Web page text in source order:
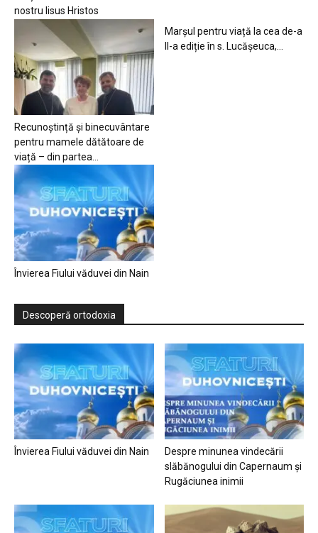
nostru Iisus Hristos
Recunoștință și binecuvântare
pentru mamele dătătoare de
viață – din partea...
Marșul pentru viață la cea de-a
II-a ediție în s. Lucășeuca,...
Învierea Fiului văduvei din Nain
Descoperă ortodoxia
Învierea Fiului văduvei din Nain
Despre minunea vindecării
slăbănogului din Capernaum și
Rugăciunea inimii